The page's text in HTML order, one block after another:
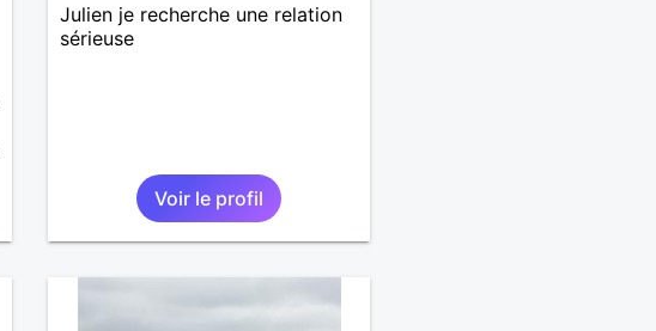
Julien je recherche une relation
sérieuse
Voir le profil